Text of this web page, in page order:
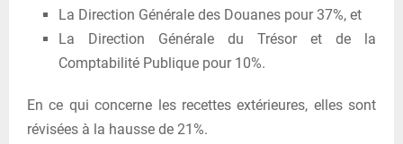
La Direction Générale des Douanes pour 37%, et
La Direction Générale du Trésor et de la
Comptabilité Publique pour 10%.
En ce qui concerne les recettes extérieures, elles sont
révisées à la hausse de 21%.